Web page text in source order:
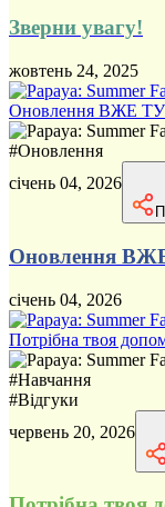
Зверни увагу!
жовтень 24, 2025
Оновлення ВЖЕ
#Оновлення
січень 04, 2026
Оновлення
січень 04, 2026
Потрібна твоя
#Навчання
#Відгуки
червень 20, 2026